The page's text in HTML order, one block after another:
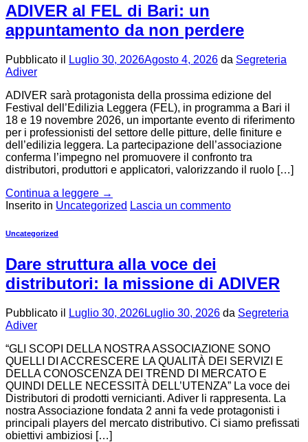
ADIVER al FEL di Bari: un
appuntamento da non perdere
Pubblicato il Luglio 30, 2026Agosto 4, 2026 da Segreteria
Adiver
ADIVER sarà protagonista della prossima edizione del
Festival dell’Edilizia Leggera (FEL), in programma a Bari il
18 e 19 novembre 2026, un importante evento di riferimento
per i professionisti del settore delle pitture, delle finiture e
dell’edilizia leggera. La partecipazione dell’associazione
conferma l’impegno nel promuovere il confronto tra
distributori, produttori e applicatori, valorizzando il ruolo […]
Continua a leggere →
Inserito in Uncategorized Lascia un commento
Uncategorized
Dare struttura alla voce dei
distributori: la missione di ADIVER
Pubblicato il Luglio 30, 2026Luglio 30, 2026 da Segreteria
Adiver
“GLI SCOPI DELLA NOSTRA ASSOCIAZIONE SONO
QUELLI DI ACCRESCERE LA QUALITÀ DEI SERVIZI E
DELLA CONOSCENZA DEI TREND DI MERCATO E
QUINDI DELLE NECESSITÀ DELL’UTENZA” La voce dei
Distributori di prodotti vernicianti. Adiver li rappresenta. La
nostra Associazione fondata 2 anni fa vede protagonisti i
principali players del mercato distributivo. Ci siamo prefissati
obiettivi ambiziosi […]